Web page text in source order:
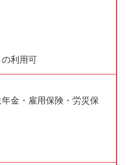
利用可
金・雇用保険・労災保